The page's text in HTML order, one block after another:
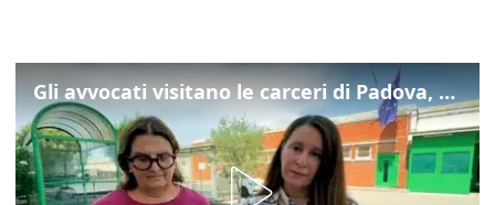
Gli avvocati visitano le carceri di Padova, ecco cosa hanno trovato